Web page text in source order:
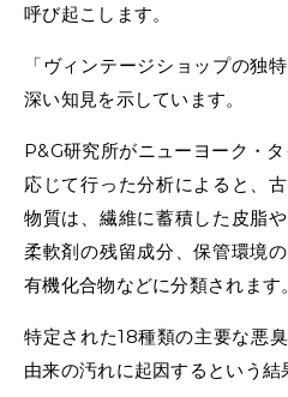
呼び起こします。
「ヴィンテージショップの独
深い知見を示しています。
P&G研究所がニューヨーク・
応じて行った分析によると、
物質は、繊維に蓄積した皮脂
柔軟剤の残留成分、保管環境
有機化合物などに分類されます。
特定された18種類の主要な悪
由来の汚れに起因するという結